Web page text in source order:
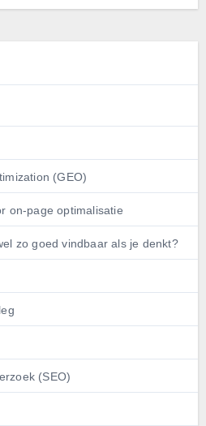
(GEO)
on-page optimalisatie
zo goed vindbaar als je denkt?
(SEO)